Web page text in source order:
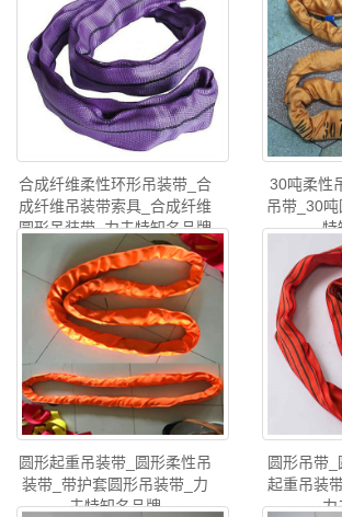
合成纤维柔性环形吊装带_合
成纤维吊装带索具_合成纤维
圆形吊装带_力夫特知名品牌
30吨柔性
吊带_30
特
圆形起重吊装带_圆形柔性吊
装带_带护套圆形吊装带_力
夫特知名品牌
圆形吊带
起重吊装
力